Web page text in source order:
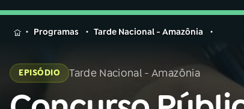
MENU
Buscar
na
Rádio
Programas Tarde Nacional - Amazônia
EPISÓDIO Tarde Nacional - Amazônia